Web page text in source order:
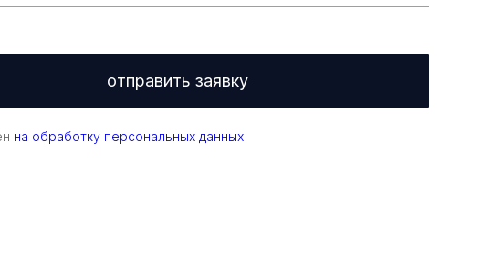
отправить заявку
на обработку персональных данных